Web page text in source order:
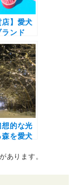
店】愛犬
ンド
FOR
生！全
ビスも◎
想的な光
を愛犬
フォレ
須 with
あります。